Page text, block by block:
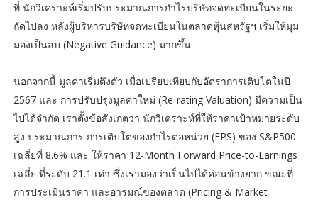
ที่ นักวิเคราะห์เริ่มปรับประมาณการกำไรบริษัทจดทะเบียนในระยะ
ถัดไปลง หลังผู้บริหารบริษัทจดทะเบียนในตลาดหุ้นสหรัฐฯ เริ่มให้มุม
มองเป็นลบ (Negative Guidance) มากขึ้น
นอกจากนี้ มูลค่าเริ่มตึงตัว เมื่อเปรียบเทียบกับอัตราการเติบโตในปี
2567 และ การปรับปรุงมูลค่าใหม่ (Re-rating Valuation) มีความเป็น
ไปได้จำกัด เราตั้งข้อสังเกตว่า นักวิเคราะห์ที่ให้ราคาเป้าหมายระดับ
สูง ประมาณการ การเติบโตของกำไรต่อหน่วย (EPS) ของ S&P500
เฉลี่ยที่ 8.6% และ ให้ราคา 12-Month Forward Price-to-Earnings
เฉลี่ย ที่ระดับ 21.1 เท่า ซึ่งเรามองว่าเป็นไปได้ค่อนข้างยาก ขณะที่
การประเมินราคา และอารมณ์ของตลาด (Pricing & Market